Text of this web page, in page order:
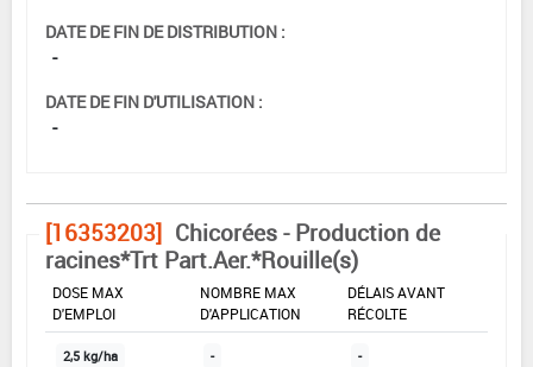
DATE DE FIN DE DISTRIBUTION :
-
DATE DE FIN D'UTILISATION :
-
[16353203] Chicorées - Production de
racines*Trt Part.Aer.*Rouille(s)
DOSE MAX
D'EMPLOI
NOMBRE MAX
D'APPLICATION
DÉLAIS AVANT
RÉCOLTE
2,5 kg/ha - -